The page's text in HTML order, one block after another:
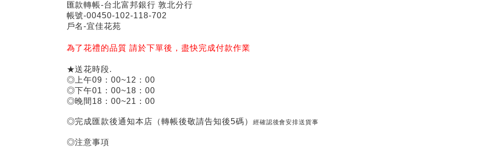
匯款轉帳-台北富邦銀行 敦北分行
帳號-00450-102-118-702
戶名-宜佳花苑
為了花禮的品質 請於下單後，盡快完成付款作業
★送花時段.
◎上午09：00~12：00
◎下午01：00~18：00
◎晚間18：00~21：00
◎完成匯款後通知本店（轉帳後敬請告知後5碼） 經確認後會安排送貨事
◎注意事項